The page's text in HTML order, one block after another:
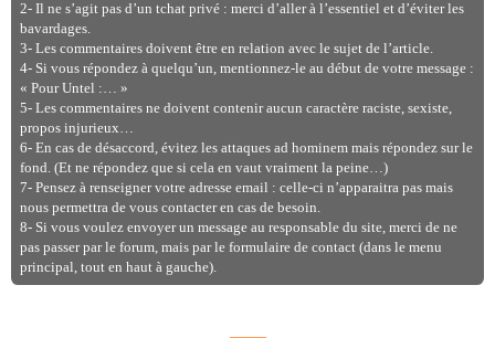
2- Il ne s’agit pas d’un tchat privé : merci d’aller à l’essentiel et d’éviter les
bavardages.
3- Les commentaires doivent être en relation avec le sujet de l’article.
4- Si vous répondez à quelqu’un, mentionnez-le au début de votre message :
« Pour Untel :… »
5- Les commentaires ne doivent contenir aucun caractère raciste, sexiste,
propos injurieux…
6- En cas de désaccord, évitez les attaques ad hominem mais répondez sur le
fond. (Et ne répondez que si cela en vaut vraiment la peine…)
7- Pensez à renseigner votre adresse email : celle-ci n’apparaitra pas mais
nous permettra de vous contacter en cas de besoin.
8- Si vous voulez envoyer un message au responsable du site, merci de ne
pas passer par le forum, mais par le formulaire de contact (dans le menu
principal, tout en haut à gauche).